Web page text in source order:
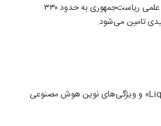
ظرفیت نیروگاه‌های خورشیدی ساختمان‌های ستادی وزارت ارتباطات با حمایت معاونت علمی ریاست‌جمهوری به حدود ۳۳۰
اپل در کنفرانس WWDC 2025 از سیستم‌عامل جدید iOS 26 با طراحی «Liquid Glass» و ویژگی‌های نوین هوش مصنوعی